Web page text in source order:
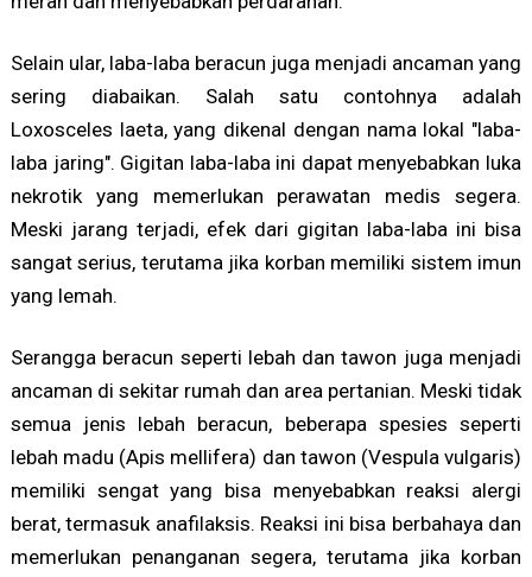
Selain ular, laba-laba beracun juga menjadi ancaman yang
sering diabaikan. Salah satu contohnya adalah
Loxosceles laeta, yang dikenal dengan nama lokal "laba-
laba jaring". Gigitan laba-laba ini dapat menyebabkan luka
nekrotik yang memerlukan perawatan medis segera.
Meski jarang terjadi, efek dari gigitan laba-laba ini bisa
sangat serius, terutama jika korban memiliki sistem imun
yang lemah.
Serangga beracun seperti lebah dan tawon juga menjadi
ancaman di sekitar rumah dan area pertanian. Meski tidak
semua jenis lebah beracun, beberapa spesies seperti
lebah madu (Apis mellifera) dan tawon (Vespula vulgaris)
memiliki sengat yang bisa menyebabkan reaksi alergi
berat, termasuk anafilaksis. Reaksi ini bisa berbahaya dan
memerlukan penanganan segera, terutama jika korban